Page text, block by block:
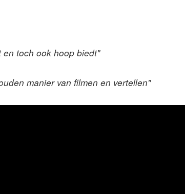
toch ook hoop biedt"
manier van filmen en vertellen"